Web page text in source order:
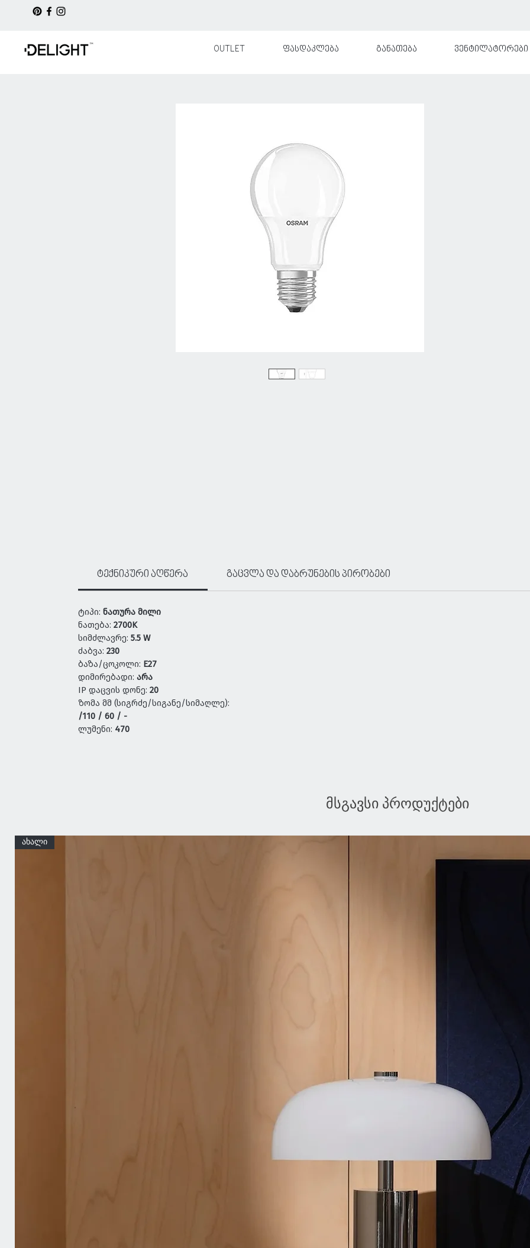
OUTLET ფასდაკლება განათება ვენტილატორები
ტექნიკური აღწერა გაცვლა და დაბრუნების პირობები
ტიპი: ნათურა მილი
ნათება: 2700K
სიმძლავრე: 5.5 W
ძაბვა: 230
ბაზა/ცოკოლი: E27
დიმირებადი: არა
IP დაცვის დონე: 20
ზომა მმ (სიგრძე/სიგანე/სიმაღლე):
/110 / 60 / -
ლუმენი: 470
მსგავსი პროდუქტები
ახალი